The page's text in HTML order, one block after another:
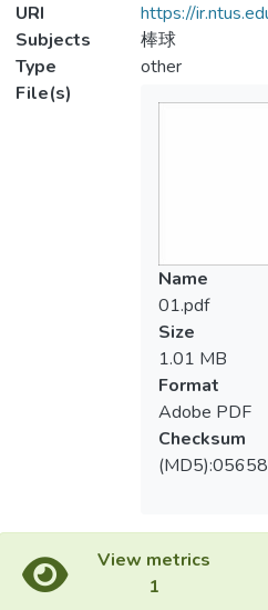
URI
https://
Subjects
棒球
Type
other
File(s)
Name
01.pdf
Size
1.01 MB
Format
Adobe PDF
Checksum
View metrics
1